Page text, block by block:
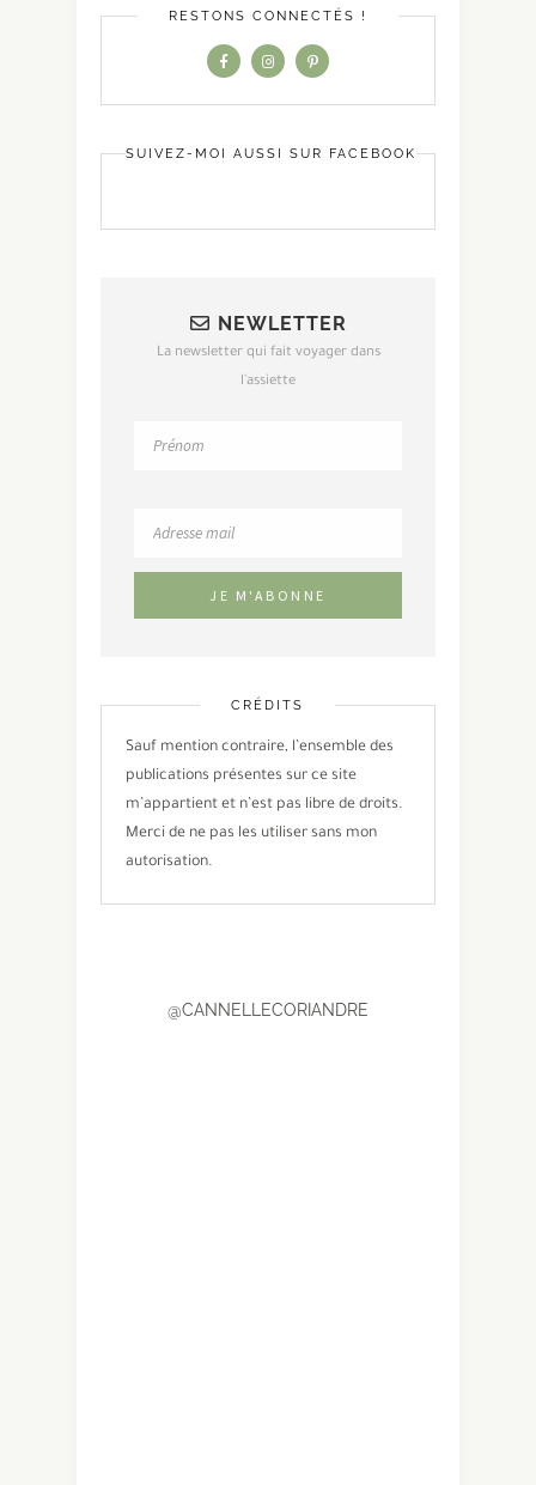
RESTONS CONNECTÉS !
SUIVEZ-MOI AUSSI SUR FACEBOOK
NEWLETTER
La newsletter qui fait voyager dans
l'assiette
CRÉDITS
Sauf mention contraire, l’ensemble des
publications présentes sur ce site
m’appartient et n’est pas libre de droits.
Merci de ne pas les utiliser sans mon
autorisation.
@CANNELLECORIANDRE